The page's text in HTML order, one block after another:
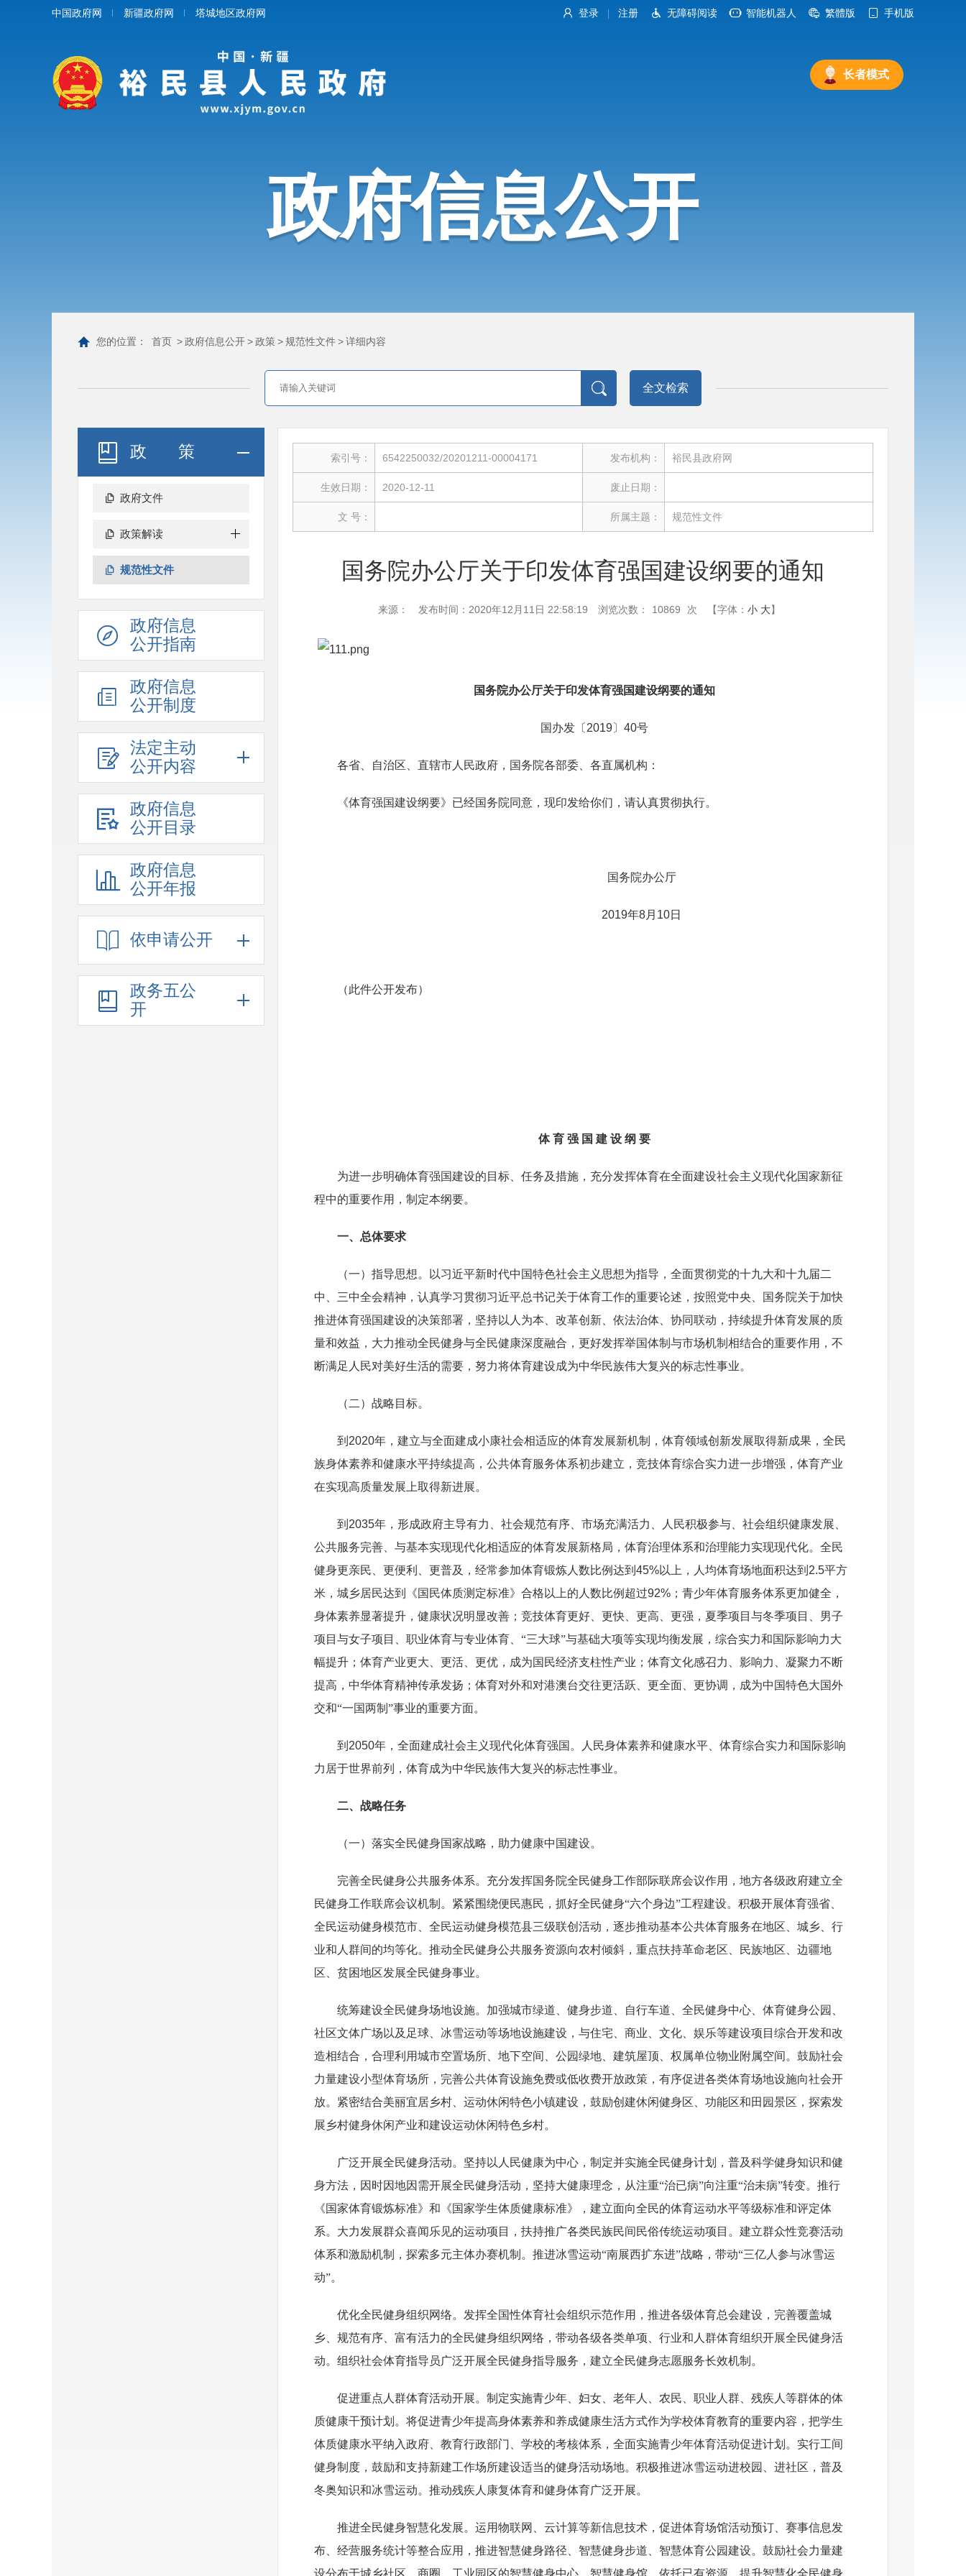
登录 注册 无障碍阅读 智能机器人 繁體版 手机版
中国政府网 新疆政府网 塔城地区政府网
长者模式
政府信息公开
您的位置： 首页 >政府信息公开>政策 >规范性文件>详细内容
全文检索
政策
政府文件
政策解读
规范性文件
政府信息
公开指南
政府信息
公开制度
法定主动
公开内容
政府信息
公开目录
政府信息
公开年报
依申请公开
政务五公
开
索引号： 6542250032/20201211-00004171 发布机构： 裕民县政府网
生效日期： 2020-12-11 废止日期：
文 号： 所属主题： 规范性文件
国务院办公厅关于印发体育强国建设纲要的通知
来源： 发布时间：2020年12月11日 22:58:19 浏览次数： 10869 次 【字体： 小 大】
国务院办公厅关于印发体育强国建设纲要的通知
国办发〔 2019〕 40号
各省、自治区、直辖市人民政府，国务院各部委、各直属机构：
《体育强国建设纲要》已经国务院同意，现印发给你们，请认真贯彻执行。
国务院办公厅
2019年8月 10日
（此件公开发布）
体 育 强 国 建 设 纲 要
为进一步明确体育强国建设的目标、任务及措施，充分发挥体育在全面建设社会主义现代化国家新征
程中的重要作用，制定本纲要。
一、总体要求
（一）指导思想。以习近平新时代中国特色社会主义思想为指导，全面贯彻党的十九大和十九届二
中、三中全会精神，认真学习贯彻习近平总书记关于体育工作的重要论述，按照党中央、国务院关于加快
推进体育强国建设的决策部署，坚持以人为本、改革创新、依法治体、协同联动，持续提升体育发展的质
量和效益，大力推动全民健身与全民健康深度融合，更好发挥举国体制与市场机制相结合的重要作用，不
断满足人民对美好生活的需要，努力将体育建设成为中华民族伟大复兴的标志性事业。
（二）战略目标。
到 2020年，建立与全面建成小康社会相适应的体育发展新机制，体育领域创新发展取得新成果，全民
族身体素养和健康水平持续提高，公共体育服务体系初步建立，竞技体育综合实力进一步增强，体育产业
在实现高质量发展上取得新进展。
到 2035年，形成政府主导有力、社会规范有序、市场充满活力、人民积极参与、社会组织健康发展、
公共服务完善、与基本实现现代化相适应的体育发展新格局，体育治理体系和治理能力实现现代化。全民
健身更亲民、更便利、更普及，经常参加体育锻炼人数比例达到 45%以上，人均体育场地面积达到 2.5平方
米，城乡居民达到《国民体质测定标准》合格以上的人数比例超过92% ；青少年体育服务体系更加健全，
身体素养显著提升，健康状况明显改善；竞技体育更好、更快、更高、更强，夏季项目与冬季项目、男子
项目与女子项目、职业体育与专业体育、“三大球”与基础大项等实现均衡发展，综合实力和国际影响力大
幅提升；体育产业更大、更活、更优，成为国民经济支柱性产业；体育文化感召力、影响力、凝聚力不断
提高，中华体育精神传承发扬；体育对外和对港澳台交往更活跃、更全面、更协调，成为中国特色大国外
交和“一国两制”事业的重要方面。
到 2050年，全面建成社会主义现代化体育强国。人民身体素养和健康水平、体育综合实力和国际影响
力居于世界前列，体育成为中华民族伟大复兴的标志性事业。
二、战略任务
（一）落实全民健身国家战略，助力健康中国建设。
完善全民健身公共服务体系。充分发挥国务院全民健身工作部际联席会议作用，地方各级政府建立全
民健身工作联席会议机制。紧紧围绕便民惠民，抓好全民健身“六个身边”工程建设。积极开展体育强省、
全民运动健身模范市、全民运动健身模范县三级联创活动，逐步推动基本公共体育服务在地区、城乡、行
业和人群间的均等化。推动全民健身公共服务资源向农村倾斜，重点扶持革命老区、民族地区、边疆地
区、贫困地区发展全民健身事业。
统筹建设全民健身场地设施。加强城市绿道、健身步道、自行车道、全民健身中心、体育健身公园、
社区文体广场以及足球、冰雪运动等场地设施建设，与住宅、商业、文化、娱乐等建设项目综合开发和改
造相结合，合理利用城市空置场所、地下空间、公园绿地、建筑屋顶、权属单位物业附属空间。鼓励社会
力量建设小型体育场所，完善公共体育设施免费或低收费开放政策，有序促进各类体育场地设施向社会开
放。紧密结合美丽宜居乡村、运动休闲特色小镇建设，鼓励创建休闲健身区、功能区和田园景区，探索发
展乡村健身休闲产业和建设运动休闲特色乡村。
广泛开展全民健身活动。坚持以人民健康为中心，制定并实施全民健身计划，普及科学健身知识和健
身方法，因时因地因需开展全民健身活动，坚持大健康理念，从注重“治已病”向注重“治未病”转变。推行
《国家体育锻炼标准》和《国家学生体质健康标准》，建立面向全民的体育运动水平等级标准和评定体
系。大力发展群众喜闻乐见的运动项目，扶持推广各类民族民间民俗传统运动项目。建立群众性竞赛活动
体系和激励机制，探索多元主体办赛机制。推进冰雪运动“南展西扩东进”战略，带动“三亿人参与冰雪运
动”。
优化全民健身组织网络。发挥全国性体育社会组织示范作用，推进各级体育总会建设，完善覆盖城
乡、规范有序、富有活力的全民健身组织网络，带动各级各类单项、行业和人群体育组织开展全民健身活
动。组织社会体育指导员广泛开展全民健身指导服务，建立全民健身志愿服务长效机制。
促进重点人群体育活动开展。制定实施青少年、妇女、老年人、农民、职业人群、残疾人等群体的体
质健康干预计划。将促进青少年提高身体素养和养成健康生活方式作为学校体育教育的重要内容，把学生
体质健康水平纳入政府、教育行政部门、学校的考核体系，全面实施青少年体育活动促进计划。实行工间
健身制度，鼓励和支持新建工作场所建设适当的健身活动场地。积极推进冰雪运动进校园、进社区，普及
冬奥知识和冰雪运动。推动残疾人康复体育和健身体育广泛开展。
推进全民健身智慧化发展。运用物联网、云计算等新信息技术，促进体育场馆活动预订、赛事信息发
布、经营服务统计等整合应用，推进智慧健身路径、智慧健身步道、智慧体育公园建设。鼓励社会力量建
设分布于城乡社区、商圈、工业园区的智慧健身中心、智慧健身馆。依托已有资源，提升智慧化全民健身